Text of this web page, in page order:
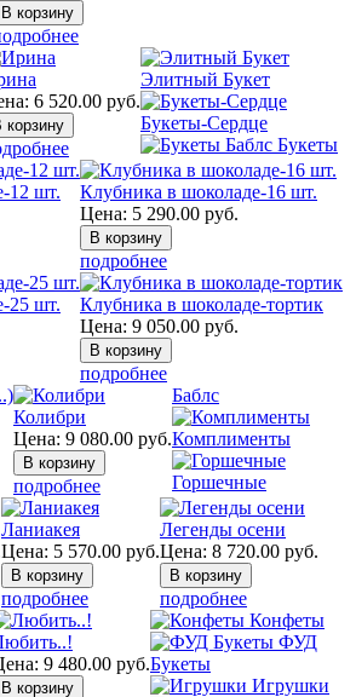
6 520.00 руб.
12 шт.
Клубника в шоколаде-16 шт.
Цена: 5 290.00 руб.
подробнее
25 шт.
Клубника в шоколаде-тортик
Цена: 9 050.00 руб.
подробнее
Колибри
Цена: 9 080.00 руб.
подробнее
Ланиакея
Цена: 5 570.00 руб.
подробнее
Легенды осени
Цена: 8 720.00 руб.
подробнее
9 480.00 руб.
Элитный Букет
Букеты-Сердце
Букеты
Баблс
Комплименты
Горшечные
Конфеты
ФУД
Букеты
Игрушки